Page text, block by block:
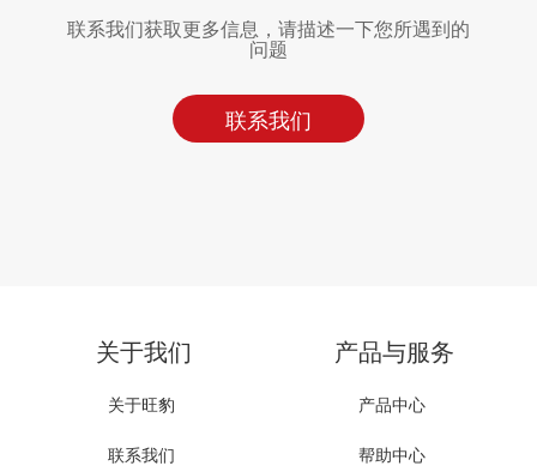
联系我们获取更多信息，请描述一下您所遇到的
问题
联系我们
关于我们
关于旺豹
联系我们
产品与服务
产品中心
帮助中心